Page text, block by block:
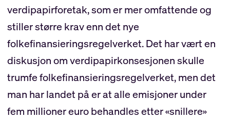
verdipapirforetak, som er mer omfattende og
stiller større krav enn det nye
folkefinansieringsregelverket. Det har vært en
diskusjon om verdipapirkonsesjonen skulle
trumfe folkefinansieringsregelverket, men det
man har landet på er at alle emisjoner under
fem millioner euro behandles etter «snillere»